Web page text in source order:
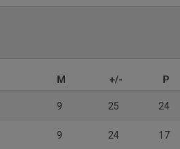
M +/- P
9 25 24
9 24 17